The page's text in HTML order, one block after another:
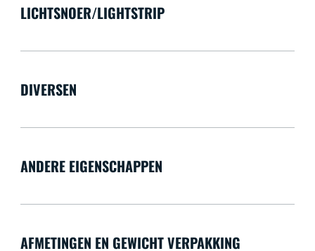
LICHTSNOER/LIGHTSTRIP
DIVERSEN
ANDERE EIGENSCHAPPEN
AFMETINGEN EN GEWICHT VERPAKKING